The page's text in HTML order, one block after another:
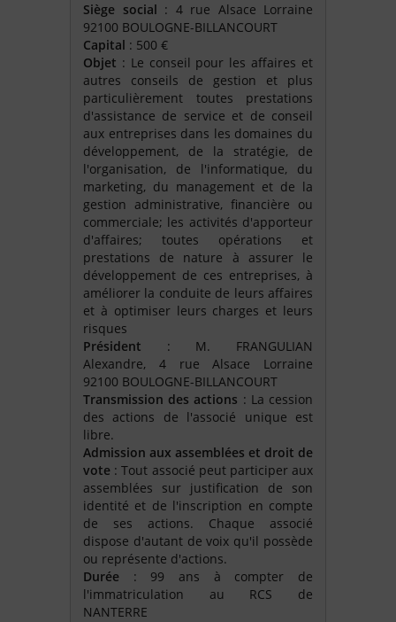
Siège social : 4 rue Alsace Lorraine
92100 BOULOGNE-BILLANCOURT
Capital : 500 €
Objet : Le conseil pour les affaires et
autres conseils de gestion et plus
particulièrement toutes prestations
d'assistance de service et de conseil
aux entreprises dans les domaines du
développement, de la stratégie, de
l'organisation, de l'informatique, du
marketing, du management et de la
gestion administrative, financière ou
commerciale; les activités d'apporteur
d'affaires; toutes opérations et
prestations de nature à assurer le
développement de ces entreprises, à
améliorer la conduite de leurs affaires
et à optimiser leurs charges et leurs
risques
Président : M. FRANGULIAN
Alexandre, 4 rue Alsace Lorraine
92100 BOULOGNE-BILLANCOURT
Transmission des actions : La cession
des actions de l'associé unique est
libre.
Admission aux assemblées et droit de
vote : Tout associé peut participer aux
assemblées sur justification de son
identité et de l'inscription en compte
de ses actions. Chaque associé
dispose d'autant de voix qu'il possède
ou représente d'actions.
Durée : 99 ans à compter de
l'immatriculation au RCS de
NANTERRE